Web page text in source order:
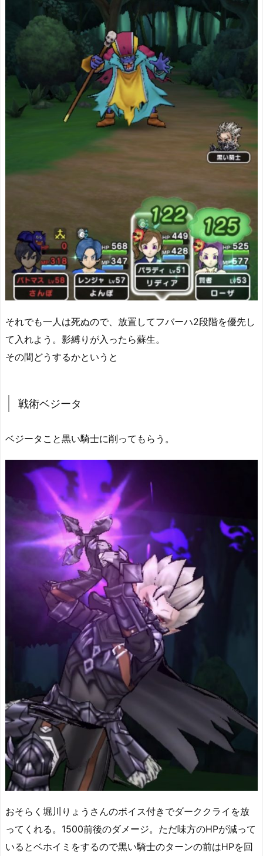
それでも一人は死ぬので、放置してフバーハ2段階を優先し
て入れよう。影縛りが入ったら蘇生。
その間どうするかというと
戦術ベジータ
ベジータこと黒い騎士に削ってもらう。
おそらく堀川りょうさんのボイス付きでダーククライを放
ってくれる。1500前後のダメージ。ただ味方のHPが減って
いるとベホイミをするので黒い騎士のターンの前はHPを回